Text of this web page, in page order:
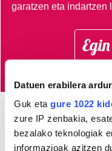
Datuen erabilera
Guk eta gure 1022
zure IP zenbakia,
bezalako teknologiak
informazioak azitzen
garatzen eta indartzen